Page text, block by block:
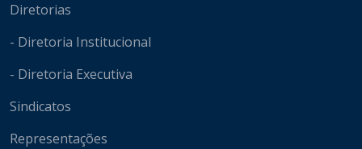
Diretorias
- Diretoria Institucional
- Diretoria Executiva
Sindicatos
Representações